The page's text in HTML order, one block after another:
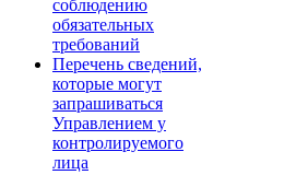
соблюдению
обязательных
требований
Перечень сведений,
которые могут
запрашиваться
Управлением у
контролируемого
лица